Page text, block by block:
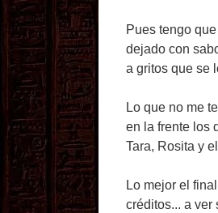
Pues tengo
dejado con
a gritos que se
Lo que no me
en la frente los
Tara, Rosita y
Lo mejor el
créditos... a ver